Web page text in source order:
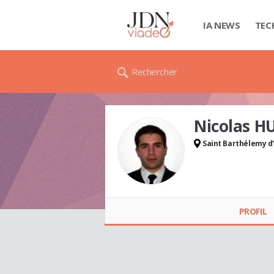
IA NEWS
Rechercher
Nicolas
Saint Barthélemy
PROFIL